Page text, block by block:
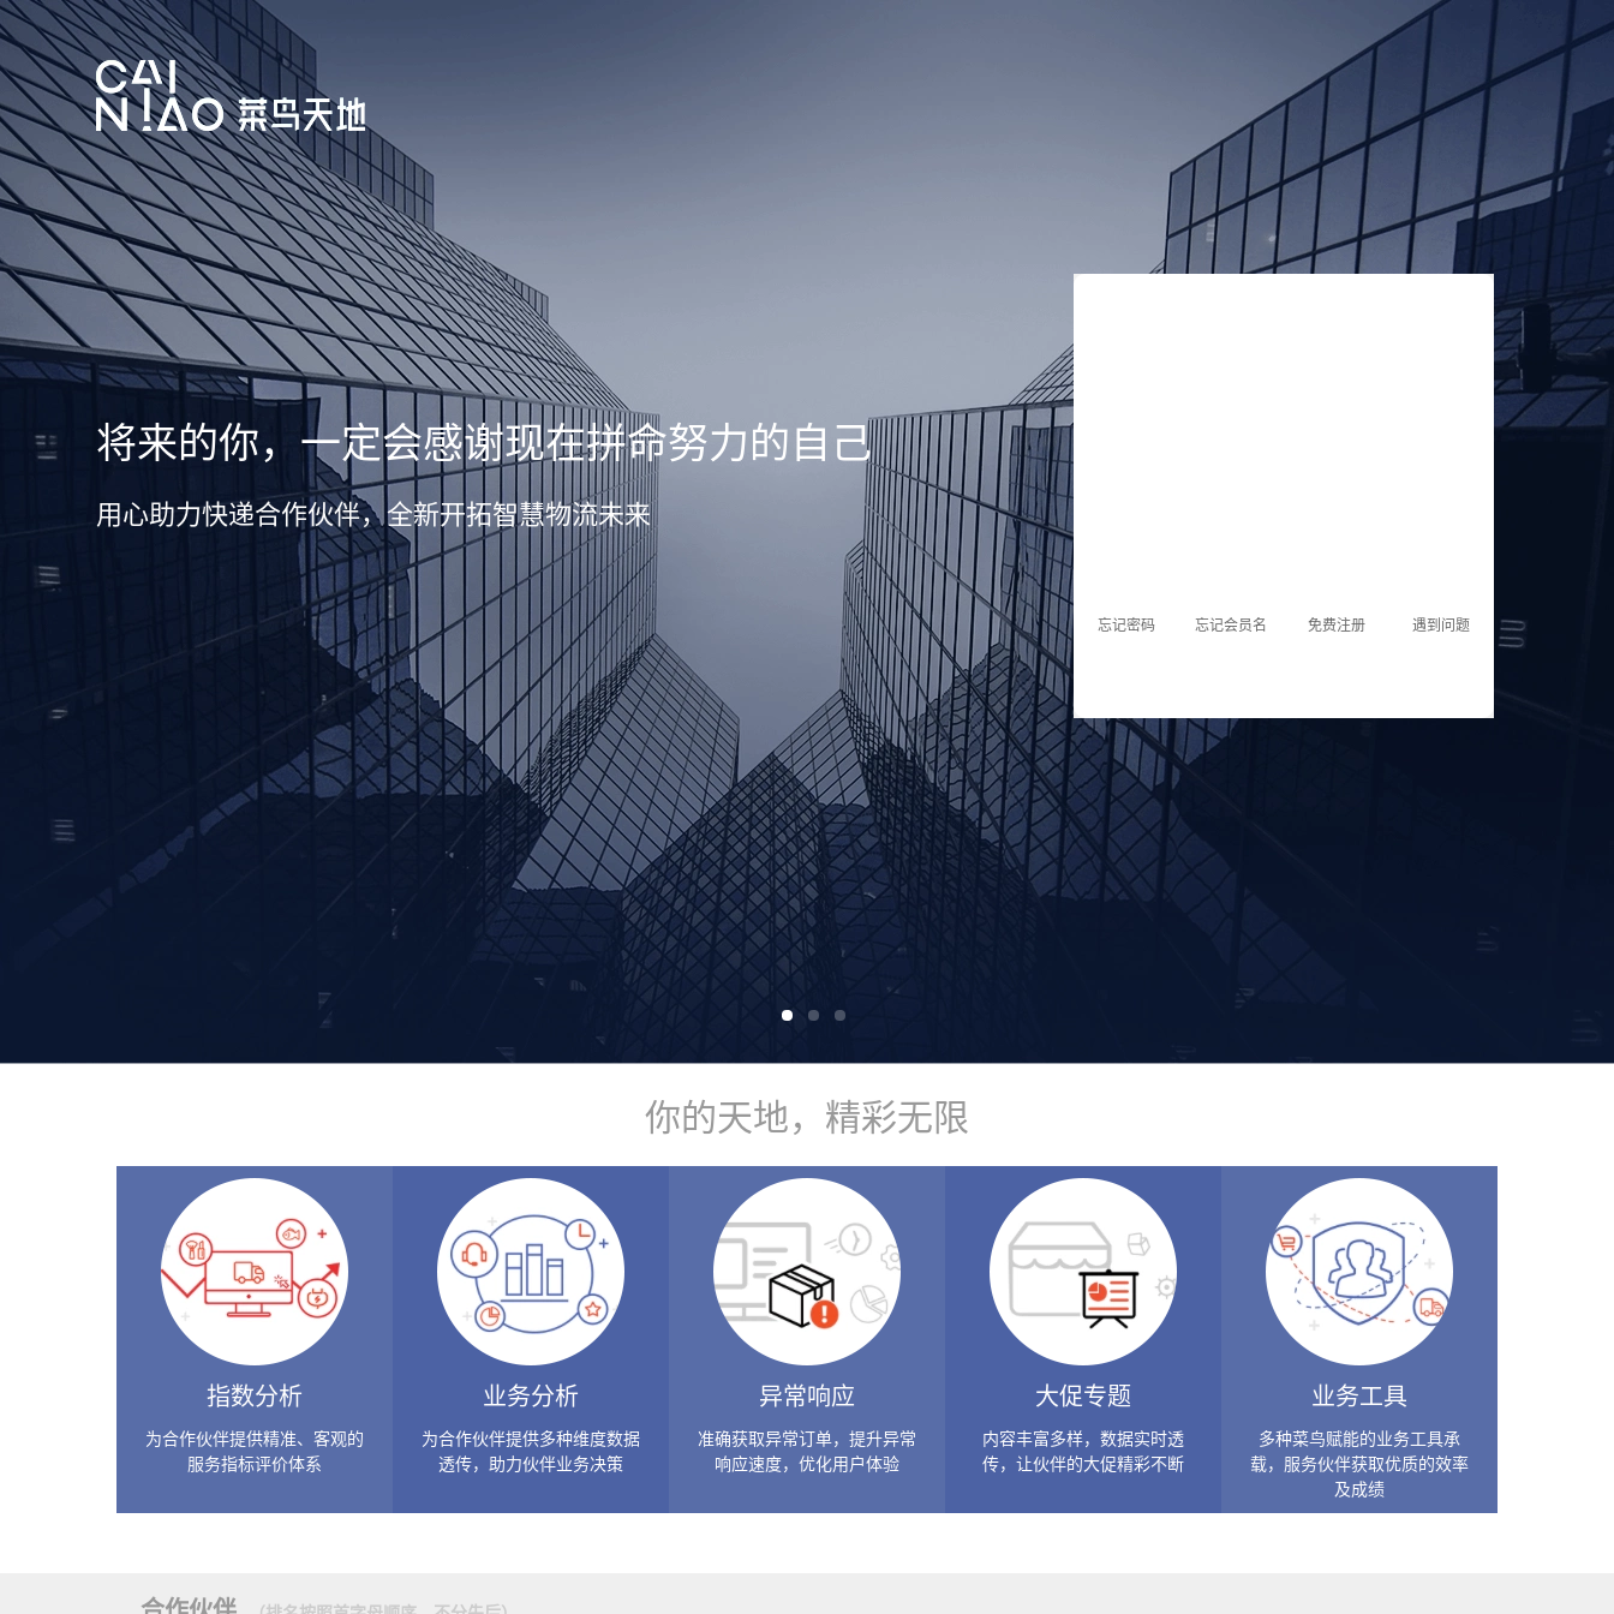
将来的你，一定会感谢现在拼命努力的自己
用心助力快递合作伙伴，全新开拓智慧物流未来
你的天地，精彩无限
指数分析
为合作伙伴提供精准、客观的
服务指标评价体系
业务分析
为合作伙伴提供多种维度数据
透传，助力伙伴业务决策
异常响应
准确获取异常订单，提升异常
响应速度，优化用户体验
大促专题
内容丰富多样，数据实时透
传，让伙伴的大促精彩不断
业务工具
多种菜鸟赋能的业务工具承
载，服务伙伴获取优质的效率
及成绩